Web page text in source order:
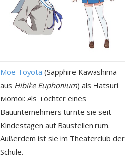
Moe Toyota (Sapphire Kawashima
aus Hibike Euphonium) als Hatsuri
Momoi: Als Tochter eines
Bauunternehmers turnte sie seit
Kindestagen auf Baustellen rum.
Außerdem ist sie im Theaterclub der
Schule.